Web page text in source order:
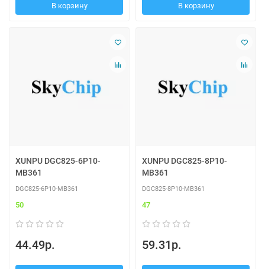
В корзину В корзину
XUNPU DGC825-6P10-
MB361
DGC825-6P10-MB361
50
44.49р.
XUNPU DGC825-8P10-
MB361
DGC825-8P10-MB361
47
59.31р.